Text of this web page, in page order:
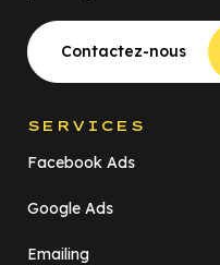
Contactez-nous
SERVICES
Facebook Ads
Google Ads
Emailing